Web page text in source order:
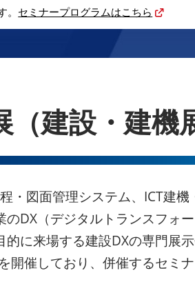
セミナープログラムはこちら
（建設・建機
・図面管理システム、ICT建
DX（デジタルトランスフォ
に来場する建設DXの専門展示
開催しており、併催するセミ